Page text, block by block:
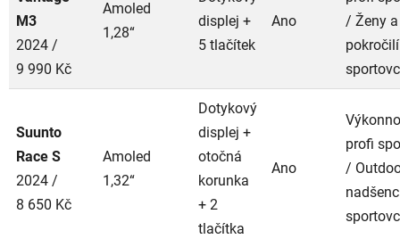
M3
2024 /
9 990 Kč
Amoled
1,28“
displej +
5 tlačítek
Ano
/ Ženy a
pokročilí
Suunto
Race S
2024 /
8 650 Kč
Amoled
1,32“
Dotykový
displej +
otočná
korunka
+ 2
tlačítka
Ano
profi
/